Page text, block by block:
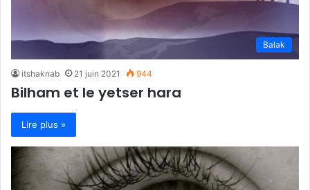
Balak
itshaknab 21 juin 2021 944
Bilham et le yetser hara
Lire plus »